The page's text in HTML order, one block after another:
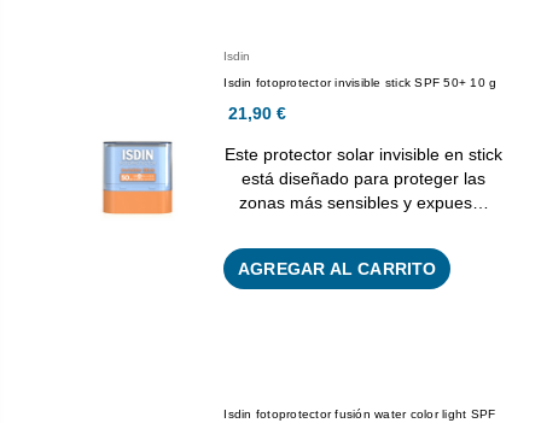
Isdin
Isdin fotoprotector invisible stick SPF 50+ 10 g
21,90 €
Este protector solar invisible en stick
está diseñado para proteger las
zonas más sensibles y expues…
AGREGAR AL CARRITO
Isdin fotoprotector fusión water color light SPF